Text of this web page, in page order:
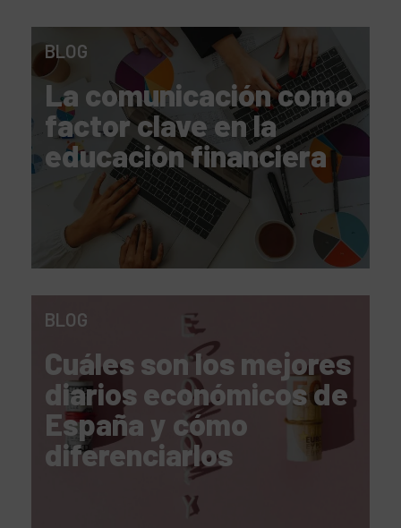
BLOG
La comunicación como
factor clave en la
educación financiera
BLOG
Cuáles son los mejores
diarios económicos de
España y cómo
diferenciarlos